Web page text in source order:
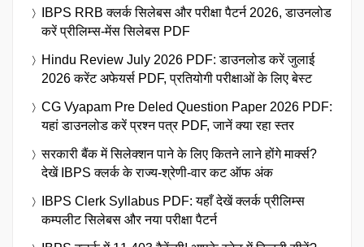
IBPS RRB क्लर्क सिलेबस और परीक्षा पैटर्न 2026, डाउनलोड
करें प्रीलिम्स-मेंस सिलेबस PDF
Hindu Review July 2026 PDF: डाउनलोड करें जुलाई
2026 करेंट अफेयर्स PDF, प्रतियोगी परीक्षाओं के लिए बेस्ट
CG Vyapam Pre Deled Question Paper 2026 PDF:
यहां डाउनलोड करें प्रश्न पत्र PDF, जानें क्या रहा स्तर
सरकारी बैंक में सिलेक्शन पाने के लिए कितने लाने होंगे मार्क्स?
देखें IBPS क्लर्क के राज्य-श्रेणी-वार कट ऑफ अंक
IBPS Clerk Syllabus PDF: यहाँ देखें क्लर्क प्रीलिम्स
कम्पलीट सिलेबस और नया परीक्षा पैटर्न